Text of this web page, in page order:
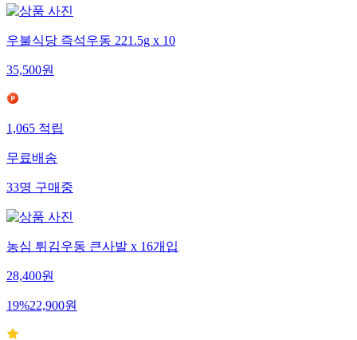
우불식당 즉석우동 221.5g x 10
35,500원
1,065적립
무료배송
33명구매중
농심 튀김우동 큰사발 x 16개입
28,400원
19%22,900원